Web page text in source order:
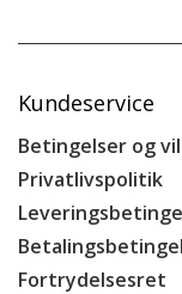
Kundeservice
Betingelser og
Privatlivspolitik
Fortrydelsesret